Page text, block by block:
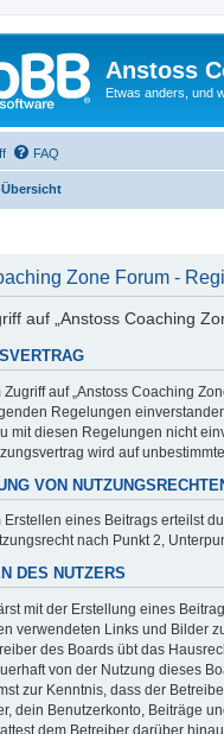
Anstoss
Etwas anders, und
FAQ
Zone Forum -
auf „Anstoss Coaching
Zugriff auf „Anstoss Coaching
Regelungen
mit diesen Regelungen nicht
wird auf
VON
Erstellen eines Beitrags erteilst
nach Punkt 2,
DES NUTZERS
mit der Erstellung eines
verwendeten Links und Bilder
des Boards übt das
von der Nutzung dieses
zur Kenntnis, dass der
dein Benutzerkonto, Beiträge
dem Betreiber darüber